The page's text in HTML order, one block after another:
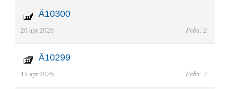
Ä10300
20 apr 2026 Från: 2
Ä10299
15 apr 2026 Från: 2